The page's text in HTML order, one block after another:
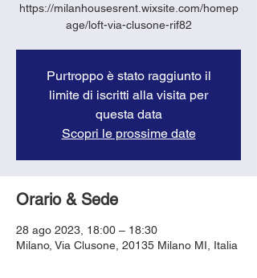
https://milanhousesrent.wixsite.com/homep
age/loft-via-clusone-rif82
Purtroppo è stato raggiunto il
limite di iscritti alla visita per
questa data
Scopri le prossime date
Orario & Sede
28 ago 2023, 18:00 – 18:30
Milano, Via Clusone, 20135 Milano MI, Italia